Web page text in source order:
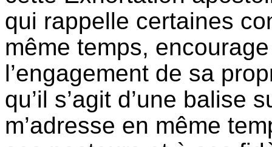
qui rappelle certaines
même temps,
l’engagement de sa
qu’il s’agit d’une balise
m’adresse en même